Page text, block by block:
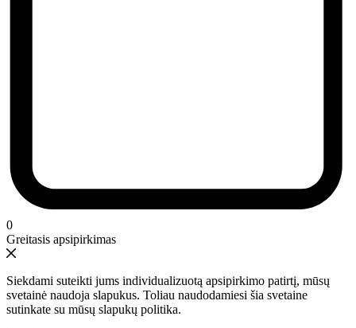
0
Greitasis apsipirkimas
Siekdami suteikti jums individualizuotą apsipirkimo patirtį, mūsų
svetainė naudoja slapukus. Toliau naudodamiesi šia svetaine
sutinkate su mūsų slapukų politika.